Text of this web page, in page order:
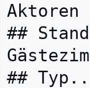
Aktoren
##
##